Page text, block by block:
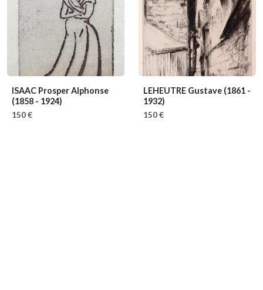
ISAAC Prosper Alphonse
(1858 - 1924)
150 €
LEHEUTRE Gustave (1861 -
1932)
150 €